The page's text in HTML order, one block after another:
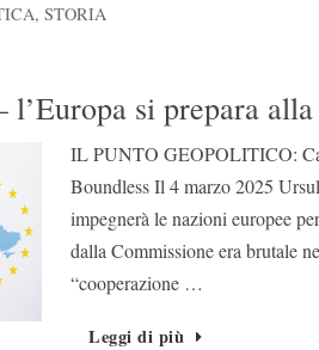
, STORIA
si prepara
IL PUNTO GEOPOLITICO:
Boundless Il 4 marzo 2025
impegnerà le nazioni europee
dalla Commissione era brutale
“cooperazione …
Leggi di più